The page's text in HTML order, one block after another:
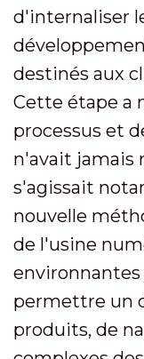
d'internaliser
destinés aux
Cette étape a
processus et
n'avait jamais
s'agissait
nouvelle
de l'usine
permettre un
produits, de